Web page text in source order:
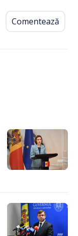
Comentează